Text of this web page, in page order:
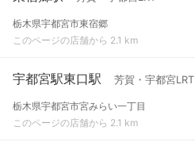
栃木県宇都宮市東宿郷
このページの店舗から 2.1 km
宇都宮駅東口駅 芳賀・宇都宮LRT
栃木県宇都宮市宮みらい一丁目
このページの店舗から 2.1 km